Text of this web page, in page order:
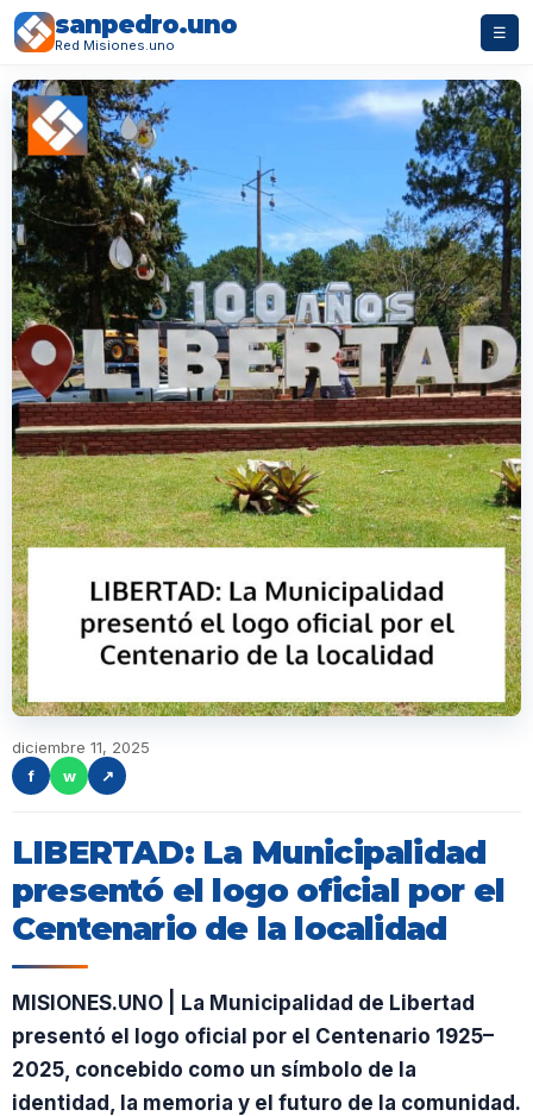
sanpedro.uno
Red Misiones.uno
☰
diciembre 11, 2025
f
w ↗
LIBERTAD: La Municipalidad
presentó el logo oficial por el
Centenario de la localidad
MISIONES.UNO | La Municipalidad de Libertad
presentó el logo oficial por el Centenario 1925–
2025, concebido como un símbolo de la
identidad, la memoria y el futuro de la comunidad.